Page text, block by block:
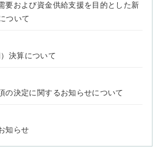
要および資金供給支援を目的とした新
ついて
決算について
の決定に関するお知らせについて
知らせ